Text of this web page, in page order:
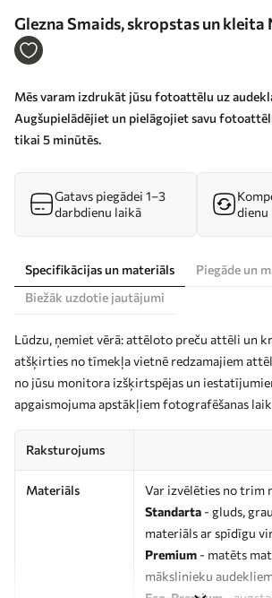
Glezna Smaids, skropstas un kleita
Mēs varam izdrukāt jūsu fotoattēlu uz
Augšupielādējiet un pielāgojiet savu
tikai 5 minūtēs.
Gatavs piegādei 1–3
darbdienu laikā
dienu
Specifikācijas un materiāls
Piegāde un
Biežāk uzdotie jautājumi
Lūdzu, ņemiet vērā: attēloto preču attēli un
atšķirties no tīmekļa vietnē redzamajiem
no jūsu monitora izšķirtspējas un
apgaismojuma apstākļiem fotografēšanas
Raksturojums
Materiāls
Var izvēlēties no trim
Standarta - gluds,
materiāls ar spīdīgu
Premium - matēts
mākslinieku